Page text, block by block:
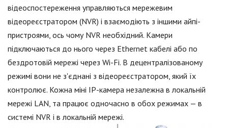
відеоспостереження управляються мережевим
відеореєстратором (NVR) і взаємодіють з іншими айпі-
пристроями, ось чому NVR необхідний. Камери
підключаються до нього через Ethernet кабелі або по
бездротовій мережі через Wi-Fi. В децентралізованому
режимі вони не з'єднані з відеореєстратором, який їх
контролює. Кожна міні IP-камера незалежна в локальній
мережі LAN, та працює одночасно в обох режимах — в
системі NVR і в локальній мережі.